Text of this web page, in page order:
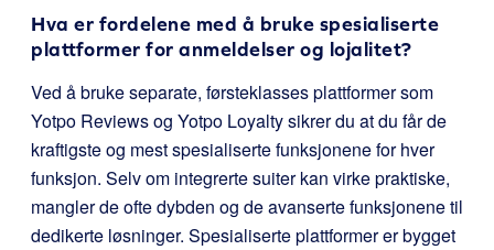
Hva er fordelene med å bruke spesialiserte
plattformer for anmeldelser og lojalitet?
Ved å bruke separate, førsteklasses plattformer som
Yotpo Reviews og Yotpo Loyalty sikrer du at du får de
kraftigste og mest spesialiserte funksjonene for hver
funksjon. Selv om integrerte suiter kan virke praktiske,
mangler de ofte dybden og de avanserte funksjonene til
dedikerte løsninger. Spesialiserte plattformer er bygget